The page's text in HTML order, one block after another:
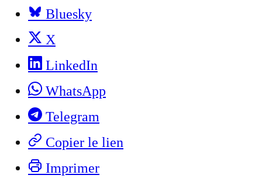
Bluesky
X
LinkedIn
WhatsApp
Telegram
Copier le lien
Imprimer